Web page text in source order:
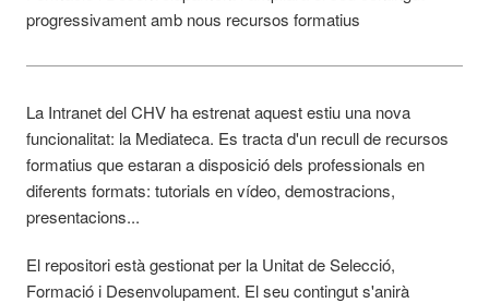
progressivament amb nous recursos formatius
La Intranet del CHV ha estrenat aquest estiu una nova
funcionalitat: la Mediateca. Es tracta d'un recull de recursos
formatius que estaran a disposició dels professionals en
diferents formats: tutorials en vídeo, demostracions,
presentacions...
El repositori està gestionat per la Unitat de Selecció,
Formació i Desenvolupament. El seu contingut s'anirà